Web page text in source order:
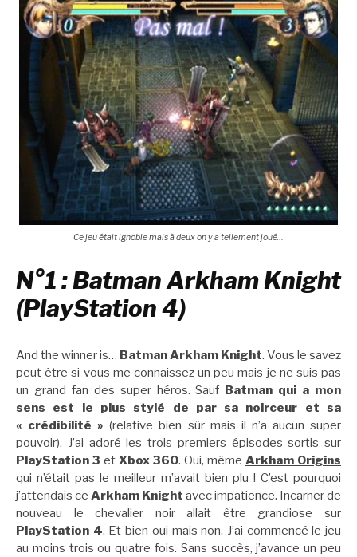
Ce jeu était ignoble mais à deux on y a tellement joué…
N°1 : Batman Arkham Knight
(PlayStation 4)
And the winner is… Batman Arkham Knight. Vous le savez
peut être si vous me connaissez un peu mais je ne suis pas
un grand fan des super héros. Sauf Batman qui a mon
sens est le plus stylé de par sa noirceur et sa
« crédibilité » (relative bien sûr mais il n’a aucun super
pouvoir). J’ai adoré les trois premiers épisodes sortis sur
PlayStation 3 et Xbox 360. Oui, même Arkham Origins
qui n’était pas le meilleur m’avait bien plu ! C’est pourquoi
j’attendais ce Arkham Knight avec impatience. Incarner de
nouveau le chevalier noir allait être grandiose sur
PlayStation 4. Et bien oui mais non. J’ai commencé le jeu
au moins trois ou quatre fois. Sans succès, j’avance un peu